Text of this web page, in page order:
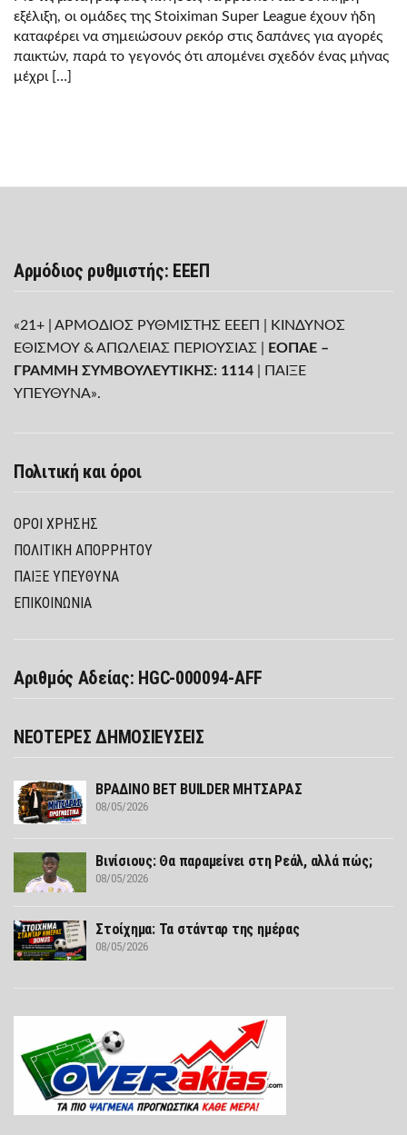
εξέλιξη, οι ομάδες της Stoiximan Super League έχουν ήδη
καταφέρει να σημειώσουν ρεκόρ στις δαπάνες για αγορές
παικτών, παρά το γεγονός ότι απομένει σχεδόν ένας μήνας
μέχρι […]
Αρμόδιος ρυθμιστής: ΕΕΕΠ
«21+ | ΑΡΜΟΔΙΟΣ ΡΥΘΜΙΣΤΗΣ ΕΕΕΠ | ΚΙΝΔΥΝΟΣ
ΕΘΙΣΜΟΥ & ΑΠΩΛΕΙΑΣ ΠΕΡΙΟΥΣΙΑΣ |
ΕΟΠΑΕ –
ΓΡΑΜΜΗ ΣΥΜΒΟΥΛΕΥΤΙΚΗΣ: 1114 | ΠΑΙΞΕ
ΥΠΕΥΘΥΝΑ».
Πολιτική και όροι
ΌΡΟΙ ΧΡΉΣΗΣ
ΠΟΛΙΤΙΚΉ ΑΠΟΡΡΉΤΟΥ
ΠΑΊΞΕ ΥΠΕΎΘΥΝΑ
ΕΠΙΚΟΙΝΩΝΙΑ
Αριθμός Αδείας: HGC-000094-AFF
ΝΕΟΤΕΡΕΣ ΔΗΜΟΣΙΕΥΣΕΙΣ
ΒΡΑΔΙΝΟ BET BUILDER ΜΗΤΣΑΡΑΣ
08/05/2026
Βινίσιους: Θα παραμείνει στη Ρεάλ, αλλά πώς;
08/05/2026
Στοίχημα: Τα στάνταρ της ημέρας
08/05/2026